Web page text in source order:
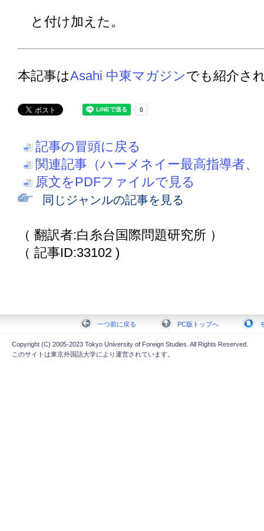
と付け加えた。
本記事はAsahi 中東マガジンでも紹介さ
記事の冒頭に戻る
関連記事（ハーメネイー最高指導者
原文をPDFファイルで見る
同じジャンルの記事を見る
（ 翻訳者:白糸台国際問題研究所 ）
（ 記事ID:33102 )
一つ前に戻る PC版トップへ
Copyright (C) 2005-2023 Tokyo University of Foreign Studies. All Rights Reserved.
このサイトは東京外国語大学により運営されています。